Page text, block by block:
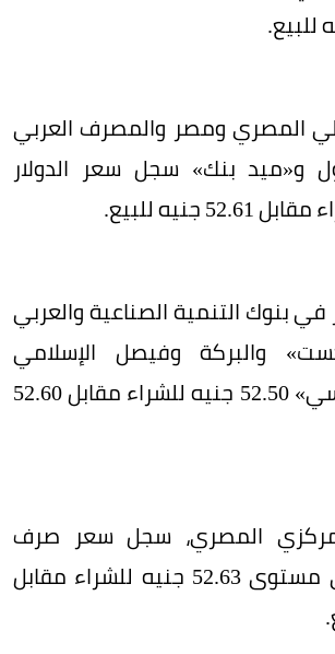
المصري ومصر والمصرف العربي
و«ميد بنك» سجل سعر الدولار
في بنوك التنمية الصناعية والعربي
والبركة وفيصل الإسلامي
و«إتش إس بي سي» 52.50 جنيه للشراء مقابل 52.60
المصري، سجل سعر صرف
الدولار الأمريكي مستوى 52.63 جنيه للشراء مقابل